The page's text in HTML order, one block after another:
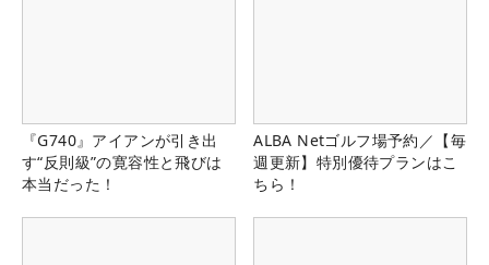
『G740』アイアンが引き出
す“反則級”の寛容性と飛びは
本当だった！
ALBA Netゴルフ場予約／【毎
週更新】特別優待プランはこ
ちら！